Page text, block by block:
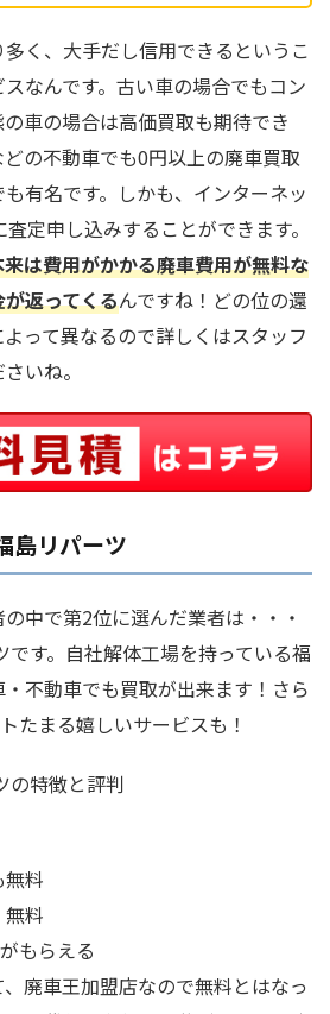
く、大手だし信用できるというこ
なんです。古い車の場合でもコン
車の場合は高価買取も期待でき
の不動車でも0円以上の廃車買取
有名です。しかも、インターネッ
定申し込みすることができます。
は費用がかかる廃車費用が無料な
返ってくるんですね！どの位の還
って異なるので詳しくはスタッフ
いね。
リパーツ
中で第2位に選んだ業者は・・・
す。自社解体工場を持っている福
不動車でも買取が出来ます！さら
たまる嬉しいサービスも！
の特徴と評判
料
料
もらえる
廃車王加盟店なので無料とはなっ